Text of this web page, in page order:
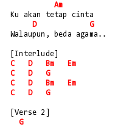
Am
Ku akan tetap cinta
D
G
Walaupun, beda agama..
[Interlude]
C
D Bm
Em
C
D
G
C
D Bm
Em
C
D G
[Verse 2]
G